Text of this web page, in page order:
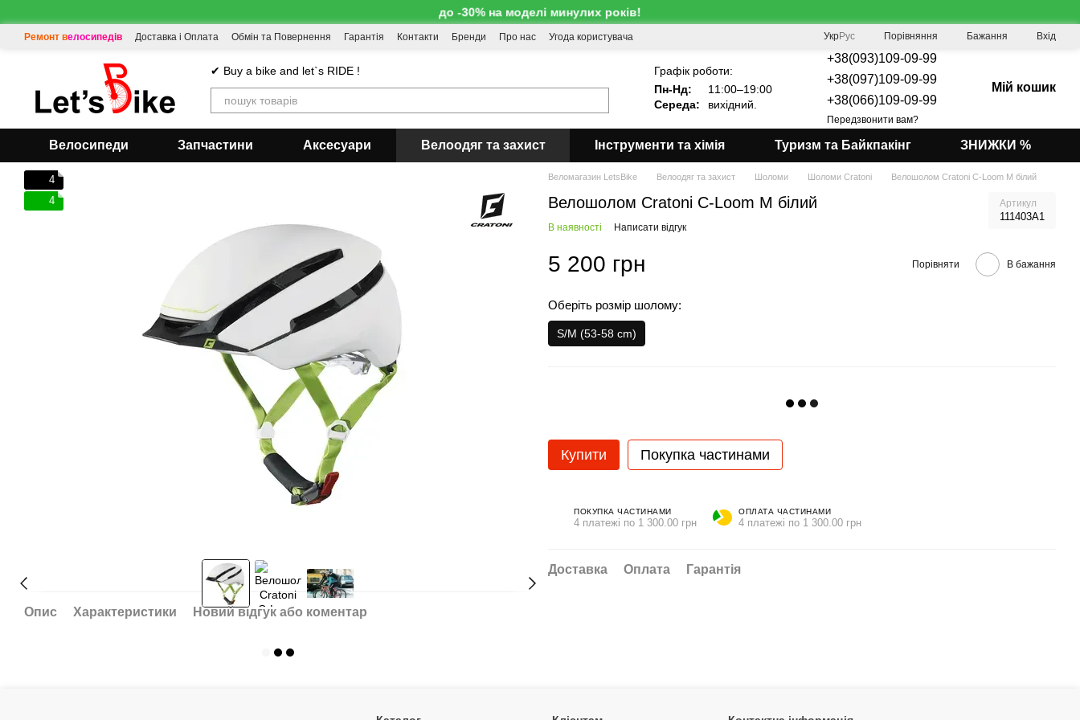
до -30% на моделі минулих років!
Ремонт велосипедів Доставка і Оплата Обмін та Повернення Гарантія Контакти Бренди Про нас Угода користувача УкрРус Порівняння Бажання Вхід
✔ Buy a bike and let`s RIDE !
Графік роботи:
Пн-Нд:
11:00–19:00
Середа:
вихідний.
+38(093)109-09-99
+38(097)109-09-99
+38(066)109-09-99
Передзвонити вам?
Мій кошик
Велосипеди Запчастини Аксесуари Велоодяг та захист Інструменти та хімія Туризм та Байкпакінг ЗНИЖКИ %
4
4
Опис Характеристики Новий відгук або коментар
Веломагазин LetsBike Велоодяг та захист Шоломи Шоломи Cratoni Велошолом Cratoni C-Loom M білий
Велошолом Cratoni C-Loom M білий Артикул
111403A1
В наявності Написати відгук
5 200 грн Порівняти В бажання
Оберіть розмір шолому:
S/M (53-58 cm)
Купити Покупка частинами
ПОКУПКА ЧАСТИНАМИ
4 платежі по 1 300.00 грн
ОПЛАТА ЧАСТИНАМИ
4 платежі по 1 300.00 грн
Доставка Оплата Гарантія